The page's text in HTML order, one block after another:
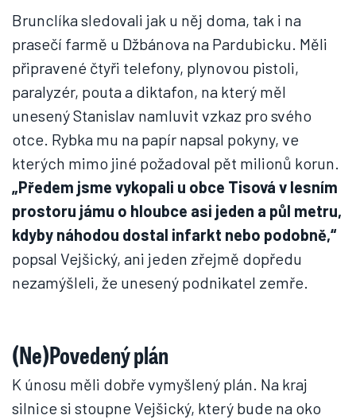
Brunclíka sledovali jak u něj doma, tak i na
prasečí farmě u Džbánova na Pardubicku. Měli
připravené čtyři telefony, plynovou pistoli,
paralyzér, pouta a diktafon, na který měl
unesený Stanislav namluvit vzkaz pro svého
otce. Rybka mu na papír napsal pokyny, ve
kterých mimo jiné požadoval pět milionů korun.
„Předem jsme vykopali u obce Tisová v lesním
prostoru jámu o hloubce asi jeden a půl metru,
kdyby náhodou dostal infarkt nebo podobně,“
popsal Vejšický, ani jeden zřejmě dopředu
nezamýšleli, že unesený podnikatel zemře.
(Ne)Povedený plán
K únosu měli dobře vymyšlený plán. Na kraj
silnice si stoupne Vejšický, který bude na oko